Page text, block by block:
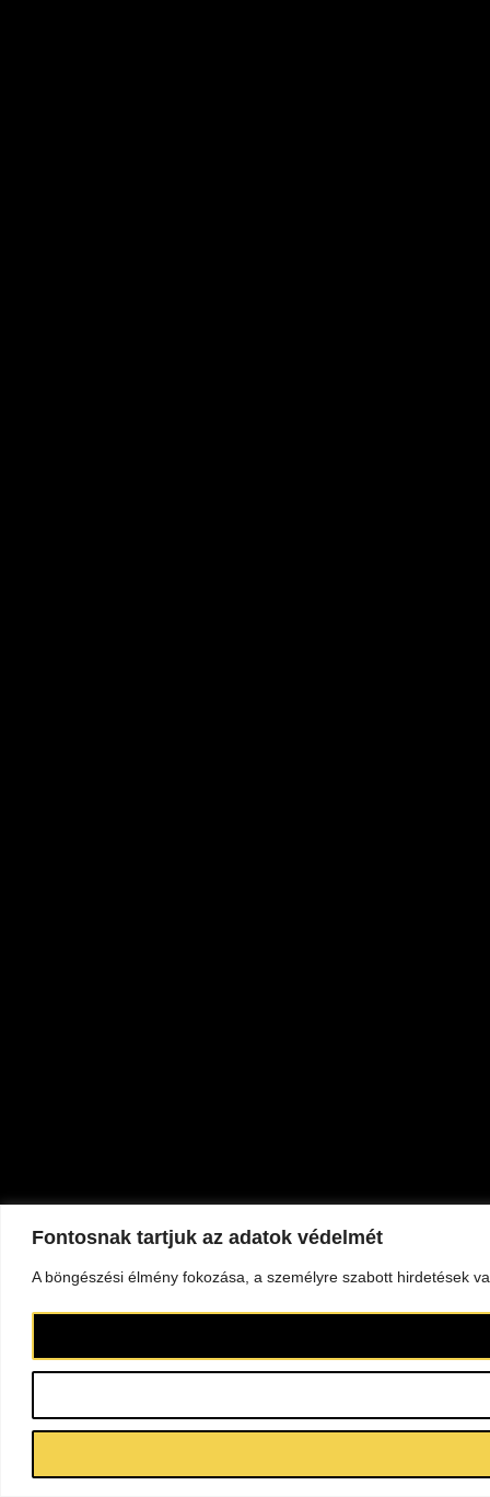
Fontosnak tartjuk az adatok védelmét
A böngészési élmény fokozása, a személyre szabott hirdetések